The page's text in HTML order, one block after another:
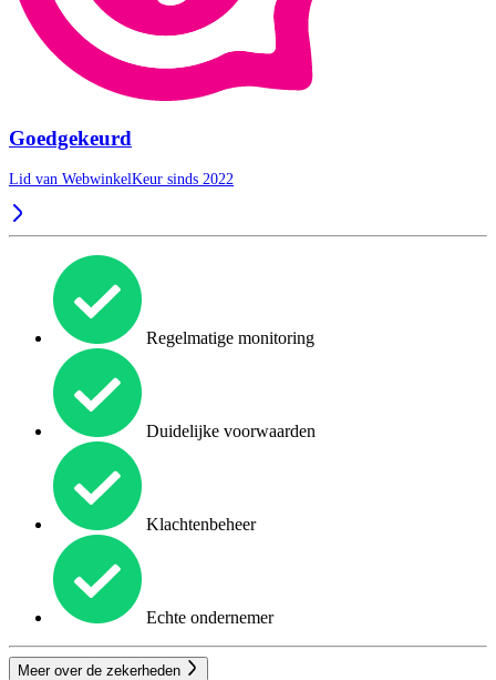
Goedgekeurd
Lid van WebwinkelKeur sinds 2022
Regelmatige monitoring
Duidelijke voorwaarden
Klachtenbeheer
Echte ondernemer
Meer over de zekerheden